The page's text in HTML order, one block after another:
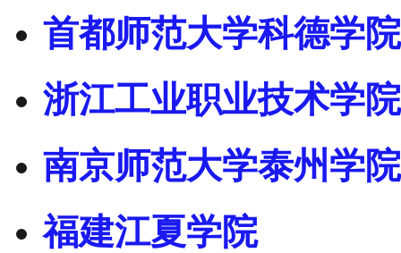
首都师范大学科德学院
浙江工业职业技术学院
南京师范大学泰州学院
福建江夏学院